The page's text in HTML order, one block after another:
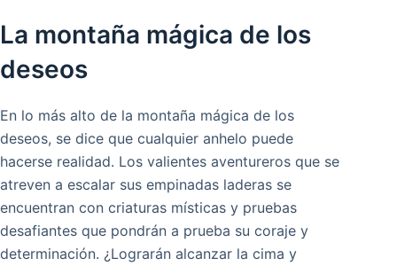
La montaña mágica de los
deseos
En lo más alto de la montaña mágica de los
deseos, se dice que cualquier anhelo puede
hacerse realidad. Los valientes aventureros que se
atreven a escalar sus empinadas laderas se
encuentran con criaturas místicas y pruebas
desafiantes que pondrán a prueba su coraje y
determinación. ¿Lograrán alcanzar la cima y